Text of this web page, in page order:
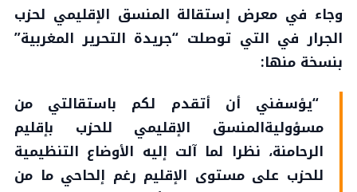
وجاء في معرض إستقالة المنسق الإقليمي لحزب
الجرار في التي توصلت “جريدة التحرير المغربية”
بنسخة منها:
“يؤسفني أن أتقدم لكم باستقالتي من
مسؤوليةالمنسق الإقليمي للحزب بإقليم
الرحامنة، نظرا لما آلت إليه الأوضاع التنظيمية
للحزب على مستوى الإقليم رغم إلحاحي ما من